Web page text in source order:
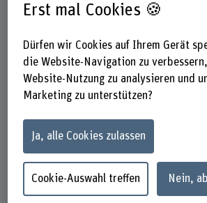
Steckbrief
Beteiligte Departemente
Gesundheit
Pflege
Innovationsfeld Qualität im
Förderorganisation
Erst mal Cookies 🍪
Dürfen wir Cookies auf Ihrem Gerät
die Website-Navigation zu
Website-Nutzung zu analysieren und
Marketing zu unterstützen?
Ja, alle Cookies zulassen
Cookie-Auswahl treffen Nein,